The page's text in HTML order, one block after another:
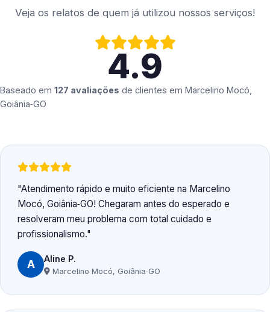
Veja os relatos de quem já utilizou nossos serviços!
4.9
Baseado em 127 avaliações de clientes em Marcelino Mocó,
Goiânia‑GO
Atendimento rápido e muito eficiente na Marcelino
Mocó, Goiânia‑GO! Chegaram antes do esperado e
resolveram meu problema com total cuidado e
profissionalismo.
A Aline P.
Marcelino Mocó, Goiânia‑GO